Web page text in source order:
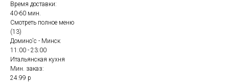
Время доставки:
40-60 мин.
Смотреть полное меню
(13)
Домино'с - Минск
11:00 - 23:00
Итальянская кухня
Мин. заказ:
24.99 р